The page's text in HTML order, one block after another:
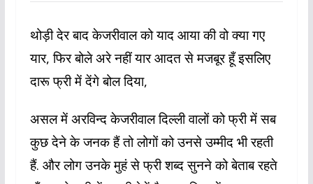
थोड़ी देर बाद केजरीवाल को याद आया की वो क्या गए
यार, फिर बोले अरे नहीं यार आदत से मजबूर हूँ इसलिए
दारू फ्री में देंगे बोल दिया,
असल में अरविन्द केजरीवाल दिल्ली वालों को फ्री में सब
कुछ देने के जनक हैं तो लोगों को उनसे उम्मीद भी रहती
हैं. और लोग उनके मुहं से फ्री शब्द सुनने को बेताब रहते